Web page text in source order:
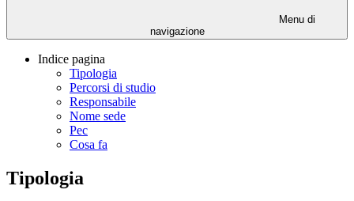
Menu di
navigazione
Indice pagina
Tipologia
Percorsi di studio
Responsabile
Nome sede
Pec
Cosa fa
Tipologia